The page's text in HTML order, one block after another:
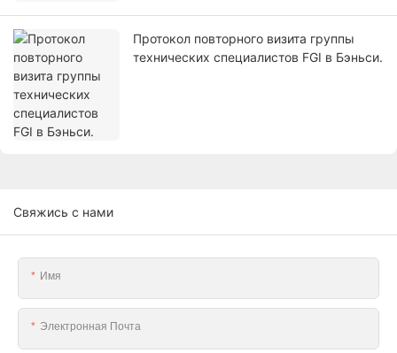
Протокол повторного визита группы
технических специалистов FGI в Бэньси.
Свяжись с нами
Имя
Электронная Почта